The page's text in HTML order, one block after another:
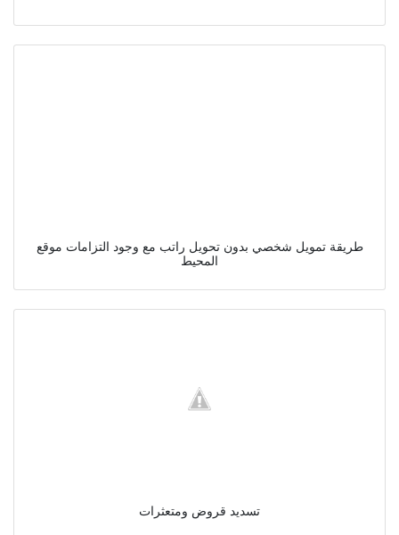
طريقة تمويل شخصي بدون تحويل راتب مع وجود التزامات موقع
المحيط
تسديد قروض ومتعثرات